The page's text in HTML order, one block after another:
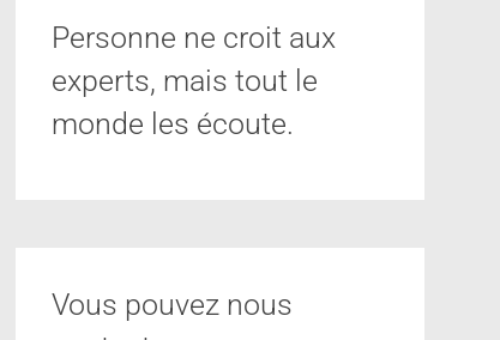
Personne ne croit aux
experts, mais tout le
monde les écoute.
Vous pouvez nous